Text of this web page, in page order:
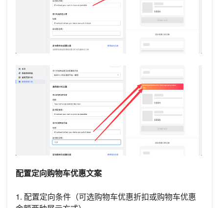
配置定向购物车优惠文案
1. 配置定向条件（可选购物车优惠折扣或购物车优惠